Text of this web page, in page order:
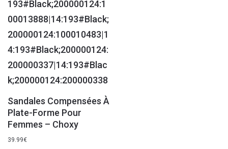
Sandales Compensées À
Plate-Forme Pour
Femmes – Choxy
39.99€